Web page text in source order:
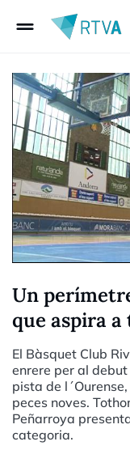
drag_handle
Un
que aspira
El Bàsquet Club
enrere per al
pista de
peces noves.
Peñarroya
categoria.